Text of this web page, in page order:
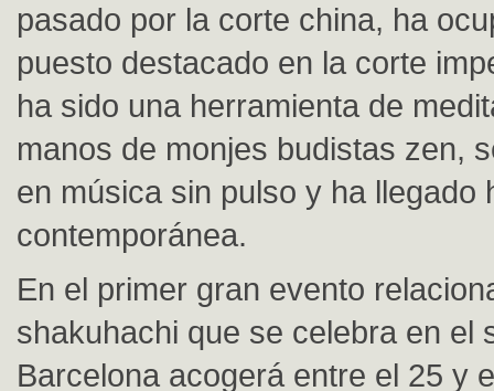
pasado por la corte china, ha
puesto destacado en la corte
ha sido una herramienta de
manos de monjes budistas zen,
en música sin pulso y ha llegado
contemporánea.
En el primer gran evento
shakuhachi que se celebra en el
Barcelona acogerá entre el 25 y